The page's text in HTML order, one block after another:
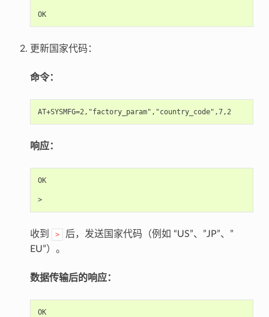
OK
更新国家代码：
命令：
AT+SYSMFG=2,"factory_param","country_code",7,2
响应：
OK
>
收到 >
后，发送国家代码（例如 “US”、”JP”、”
EU”）。
数据传输后的响应：
OK